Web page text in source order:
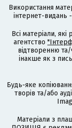
Використання
інтернет-видань
Всі матеріали,
агентство
відтворенню
інакше як з
Будь-яке
творів та/або
Матеріали з